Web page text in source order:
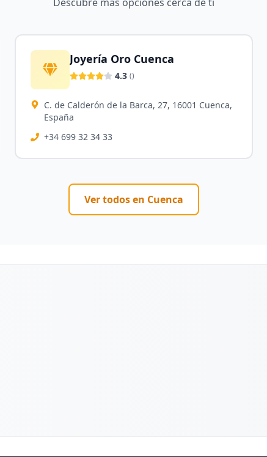
Joyería Oro Cuenca
4.3 ()
C. de Calderón de la Barca, 27, 16001 Cuenca,
España
+34 699 32 34 33
Ver todos en Cuenca